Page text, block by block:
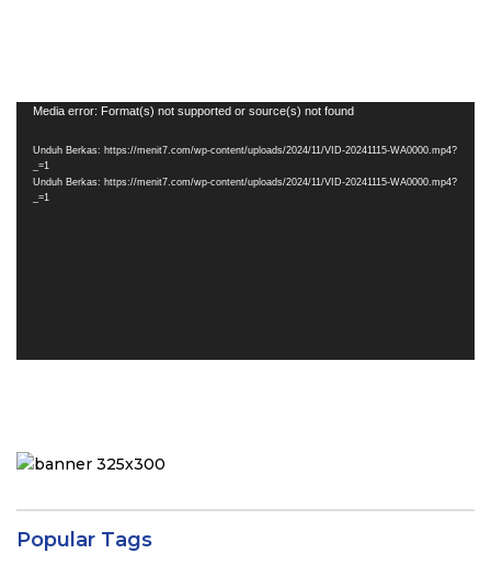
Pemutar
Media error: Format(s) not supported or source(s) not found
Unduh Berkas: https://menit7.com/wp-content/uploads/2024/11/VID-20241115-WA0000.mp4?
_=1
Unduh Berkas: https://menit7.com/wp-content/uploads/2024/11/VID-20241115-WA0000.mp4?
_=1
Popular Tags